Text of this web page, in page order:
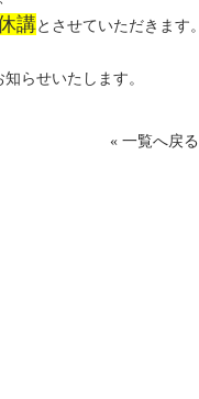
講とさせていただきます。
らせいたします。
« 一覧へ戻る